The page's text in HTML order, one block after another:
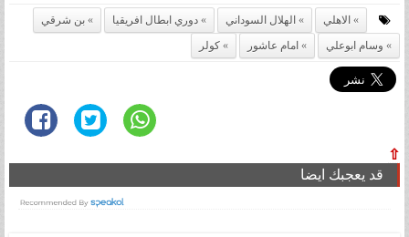
الاهلي الهلال السوداني دوري ابطال افريقيا
بن شرقي
وسام ابوعلي
امام عاشور كولر
⇧
قد يعجبك ايضا